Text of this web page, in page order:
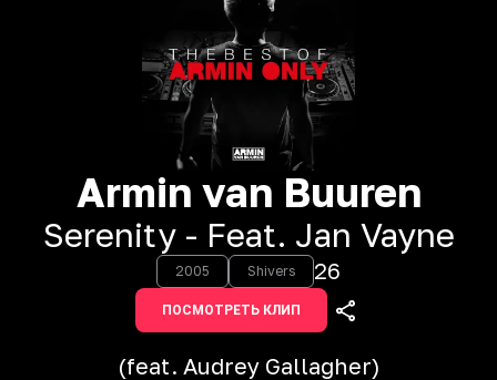
Armin van Buuren
Serenity - Feat. Jan Vayne
2005 Shivers 26
ПОСМОТРЕТЬ КЛИП
(feat. Audrey Gallagher)